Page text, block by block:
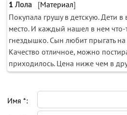
1 Лола [Материал]
Покупала грушу в детскую. Дети
место. И каждый нашел в нем что-
гнездышко. Сын любит прыгать на
Качество отличное, можно
приходилось. Цена ниже чем в
Имя *: